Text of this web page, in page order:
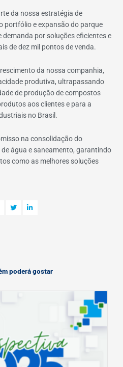
da nossa estratégia de
portfólio e expansão do parque
por soluções eficientes e
de dez mil pontos de venda.
da nossa companhia,
produtiva, ultrapassando
de produção de compostos
aos clientes e para a
no Brasil.
na consolidação do
água e saneamento, garantindo
como as melhores soluções
poderá gostar